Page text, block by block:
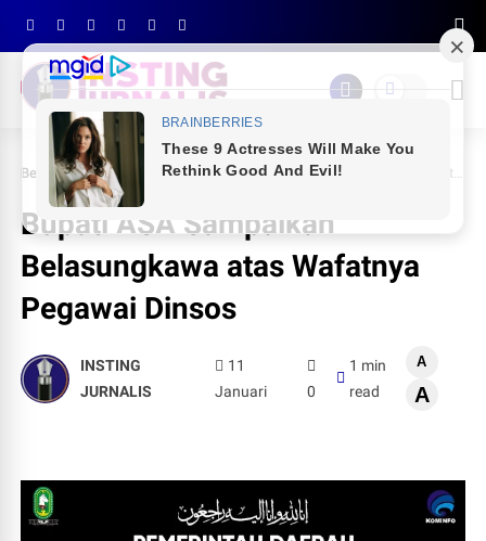
Beranda PEMDA SINJAI Bupati ASA Sampaikan Belasungkawa atas Wafatnya Pegawai Dinsos
Bupati ASA Sampaikan
Belasungkawa atas Wafatnya
Pegawai Dinsos
INSTING
JURNALIS
11
Januari
0
1 min
read
A
A